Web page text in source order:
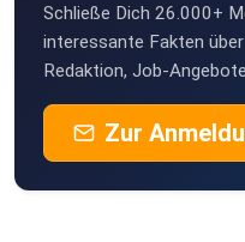
Schließe Dich 26.000+
interessante Fakten
Redaktion, Job-
Zur